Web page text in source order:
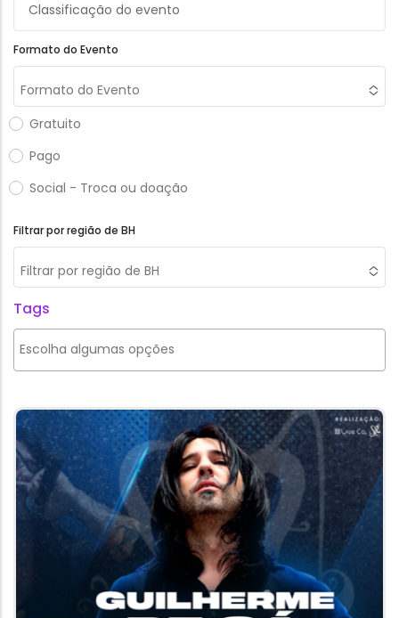
Formato do Evento
Formato do Evento
Gratuito
Pago
Social - Troca ou doação
Filtrar por região de BH
Filtrar por região de BH
Tags